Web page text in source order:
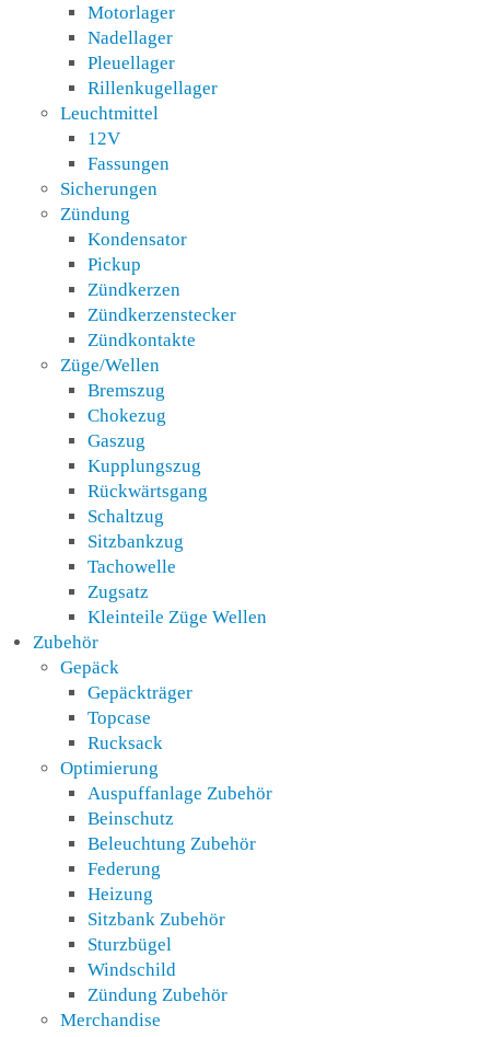
Motorlager
Nadellager
Pleuellager
Rillenkugellager
Leuchtmittel
12V
Fassungen
Sicherungen
Zündung
Kondensator
Pickup
Zündkerzen
Zündkerzenstecker
Zündkontakte
Züge/Wellen
Bremszug
Chokezug
Gaszug
Kupplungszug
Rückwärtsgang
Schaltzug
Sitzbankzug
Tachowelle
Zugsatz
Kleinteile Züge Wellen
Zubehör
Gepäck
Gepäckträger
Topcase
Rucksack
Optimierung
Auspuffanlage Zubehör
Beinschutz
Beleuchtung Zubehör
Federung
Heizung
Sitzbank Zubehör
Sturzbügel
Windschild
Zündung Zubehör
Merchandise